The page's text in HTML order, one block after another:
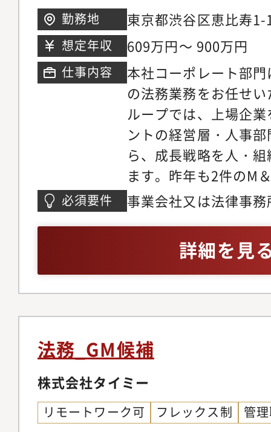
的に経営及びビジネ
結対応：M&Aに関す
実施、契約書の作成
の法務管理を行いま
部 メンバー4名
勤務地
東京都渋谷区恵比寿
タワー7階
想定年収 609万円～ 900万円
仕事内容
本社コーポレート部
の法務業務をお任せ
ループでは、上場企
ントの経営層・人事
ら、成長戦略を人・
ます。昨年も2件のM
ズにある当社グルー
ライアンスマネジメ
強化を行っていきま
はなく、当社事業を
リューションが求め
ライン化も着手して
ログな側面も残って
ていただける方を求
な仕事内容・契約書
法務相談対応・会社
取締役会運営、議事
必須要件
事業会社又は法律事
詳細を見
法務_GM候補
株式会社タイミー
リモートワーク可 フレックス制 管